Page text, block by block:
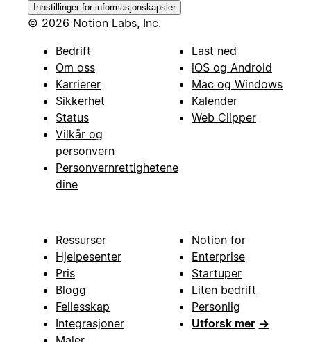
Innstillinger for informasjonskapsler
© 2026 Notion Labs, Inc.
Bedrift
Om oss
Karrierer
Sikkerhet
Status
Vilkår og
personvern
Personvernrettighetene
dine
Last ned
iOS og Android
Mac og Windows
Kalender
Web Clipper
Ressurser
Hjelpesenter
Pris
Blogg
Fellesskap
Integrasjoner
Notion for
Enterprise
Startuper
Liten bedrift
Personlig
Utforsk mer →